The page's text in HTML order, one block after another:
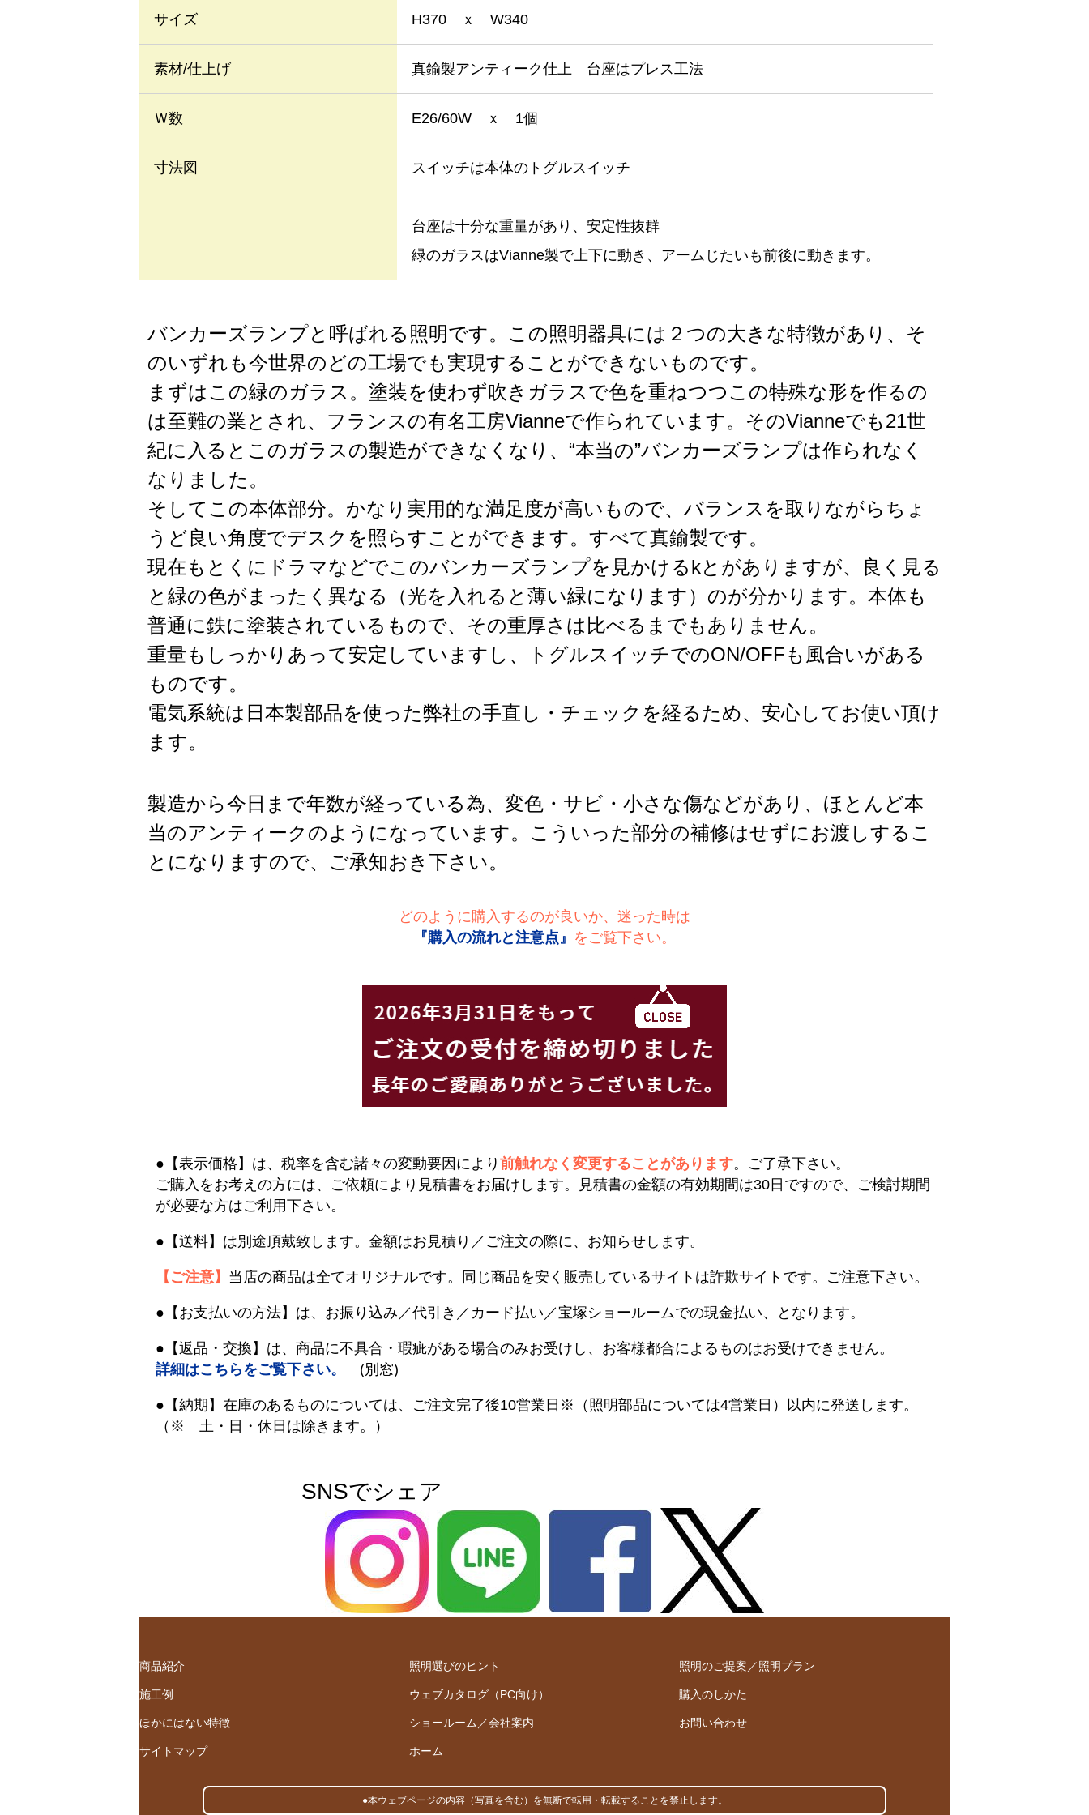
サイズ H370 ｘ W340
素材/仕上げ 真鍮製アンティーク仕上 台座はプレス工法
Ｗ数 E26/60W ｘ 1個
寸法図 スイッチは本体のトグルスイッチ
台座は十分な重量があり、安定性抜群
緑のガラスはVianne製で上下に動き、アームじたいも前後に動きます。
バンカーズランプと呼ばれる照明です。この照明器具には２つの大きな特徴があり、そ
のいずれも今世界のどの工場でも実現することができないものです。
まずはこの緑のガラス。塗装を使わず吹きガラスで色を重ねつつこの特殊な形を作るの
は至難の業とされ、フランスの有名工房Vianneで作られています。そのVianneでも21世
紀に入るとこのガラスの製造ができなくなり、“本当の”バンカーズランプは作られなく
なりました。
そしてこの本体部分。かなり実用的な満足度が高いもので、バランスを取りながらちょ
うど良い角度でデスクを照らすことができます。すべて真鍮製です。
現在もとくにドラマなどでこのバンカーズランプを見かけるkとがありますが、良く見る
と緑の色がまったく異なる（光を入れると薄い緑になります）のが分かります。本体も
普通に鉄に塗装されているもので、その重厚さは比べるまでもありません。
重量もしっかりあって安定していますし、トグルスイッチでのON/OFFも風合いがある
ものです。
電気系統は日本製部品を使った弊社の手直し・チェックを経るため、安心してお使い頂け
ます。
製造から今日まで年数が経っている為、変色・サビ・小さな傷などがあり、ほとんど本
当のアンティークのようになっています。こういった部分の補修はせずにお渡しするこ
とになりますので、ご承知おき下さい。
どのように購入するのが良いか、迷った時は
『購入の流れと注意点』 をご覧下さい。
●【表示価格】は、税率を含む諸々の変動要因により 前触れなく変更することがあります。ご了承下さい。
ご購入をお考えの方には、ご依頼により見積書をお届けします。見積書の金額の有効期間は30日ですので、ご検討期間
が必要な方はご利用下さい。
●【送料】は別途頂戴致します。金額はお見積り／ご注文の際に、お知らせします。
【ご注意】 当店の商品は全てオリジナルです。同じ商品を安く販売しているサイトは詐欺サイトです。ご注意下さい。
●【お支払いの方法】は、お振り込み／代引き／カード払い／宝塚ショールームでの現金払い、となります。
●【返品・交換】は、商品に不具合・瑕疵がある場合のみお受けし、お客様都合によるものはお受けできません。
詳細はこちらをご覧下さい。
(別窓)
●【納期】在庫のあるものについては、ご注文完了後10営業日※（照明部品については4営業日）以内に発送します。
（※ 土・日・休日は除きます。）
SNSでシェア
商品紹介 照明選びのヒント 照明のご提案／照明プラン
施工例 ウェブカタログ（PC向け） 購入のしかた
ほかにはない特徴 ショールーム／会社案内 お問い合わせ
サイトマップ ホーム
●本ウェブページの内容（写真を含む）を無断で転用・転載することを禁止します。